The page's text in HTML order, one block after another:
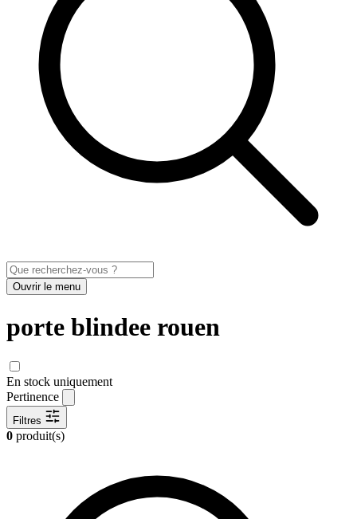
Ouvrir le menu
porte blindee rouen
En stock uniquement
Pertinence
Filtres
0 produit(s)